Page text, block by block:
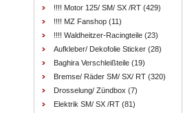
!!!! Motor 125/ SM/ SX /RT (429)
!!!! MZ Fanshop (11)
!!!! Waldheitzer-Racingteile (23)
Aufkleber/ Dekofolie Sticker (28)
Baghira Verschleißteile (19)
Bremse/ Räder SM/ SX/ RT (320)
Drosselung/ Zündbox (7)
Elektrik SM/ SX /RT (81)